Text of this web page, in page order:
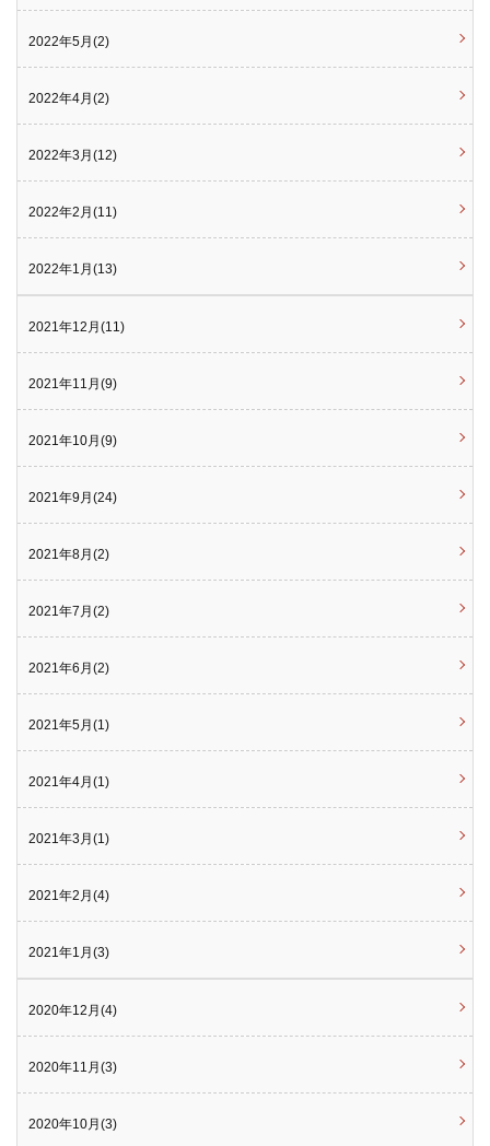
2022年5月(2)
2022年4月(2)
2022年3月(12)
2022年2月(11)
2022年1月(13)
2021年12月(11)
2021年11月(9)
2021年10月(9)
2021年9月(24)
2021年8月(2)
2021年7月(2)
2021年6月(2)
2021年5月(1)
2021年4月(1)
2021年3月(1)
2021年2月(4)
2021年1月(3)
2020年12月(4)
2020年11月(3)
2020年10月(3)